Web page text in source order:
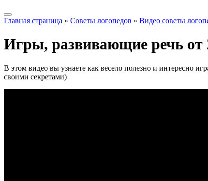
Главная страница » Советы логопедов » Видео советы
Игры, развивающие речь от
В этом видео вы узнаете как весело полезно и интересно
своими секретами)